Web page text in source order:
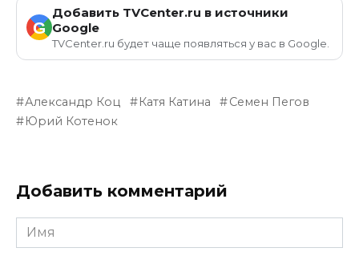
G
Добавить TVCenter.ru в источники
Google
TVCenter.ru будет чаще появляться у вас в Google.
Александр Коц Катя Катина
Семен Пегов
Юрий Котенок
Добавить комментарий
Имя